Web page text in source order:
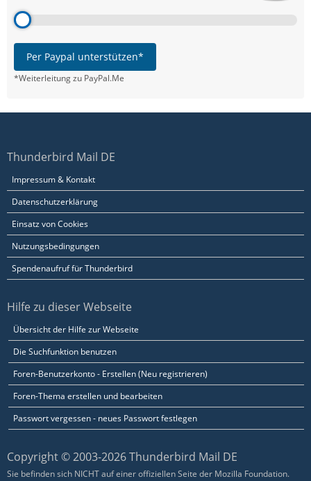
Per Paypal unterstützen*
*Weiterleitung zu PayPal.Me
Thunderbird Mail DE
Impressum & Kontakt
Datenschutzerklärung
Einsatz von Cookies
Nutzungsbedingungen
Spendenaufruf für Thunderbird
Hilfe zu dieser Webseite
Übersicht der Hilfe zur Webseite
Die Suchfunktion benutzen
Foren-Benutzerkonto - Erstellen (Neu registrieren)
Foren-Thema erstellen und bearbeiten
Passwort vergessen - neues Passwort festlegen
Copyright © 2003-2026 Thunderbird Mail DE
Sie befinden sich NICHT auf einer offiziellen Seite der Mozilla Foundation.